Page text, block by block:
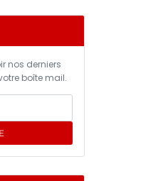
nos derniers
boîte mail.